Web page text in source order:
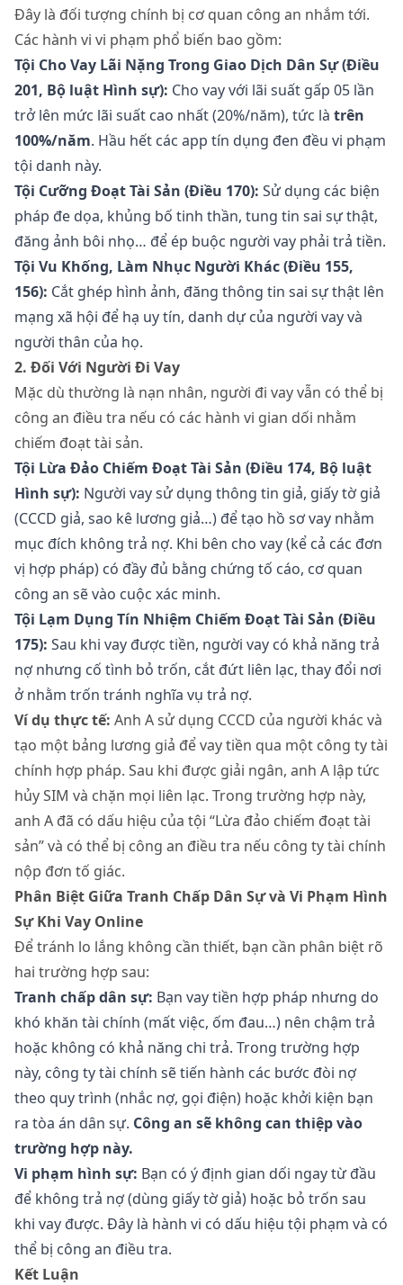
Đây là đối tượng chính bị cơ quan công an nhắm tới.
Các hành vi vi phạm phổ biến bao gồm:
Tội Cho Vay Lãi Nặng Trong Giao Dịch Dân Sự (Điều
201, Bộ luật Hình sự): Cho vay với lãi suất gấp 05 lần
trở lên mức lãi suất cao nhất (20%/năm), tức là trên
100%/năm. Hầu hết các app tín dụng đen đều vi phạm
tội danh này.
Tội Cưỡng Đoạt Tài Sản (Điều 170): Sử dụng các biện
pháp đe dọa, khủng bố tinh thần, tung tin sai sự thật,
đăng ảnh bôi nhọ… để ép buộc người vay phải trả tiền.
Tội Vu Khống, Làm Nhục Người Khác (Điều 155,
156): Cắt ghép hình ảnh, đăng thông tin sai sự thật lên
mạng xã hội để hạ uy tín, danh dự của người vay và
người thân của họ.
2. Đối Với Người Đi Vay
Mặc dù thường là nạn nhân, người đi vay vẫn có thể bị
công an điều tra nếu có các hành vi gian dối nhằm
chiếm đoạt tài sản.
Tội Lừa Đảo Chiếm Đoạt Tài Sản (Điều 174, Bộ luật
Hình sự): Người vay sử dụng thông tin giả, giấy tờ giả
(CCCD giả, sao kê lương giả…) để tạo hồ sơ vay nhằm
mục đích không trả nợ. Khi bên cho vay (kể cả các đơn
vị hợp pháp) có đầy đủ bằng chứng tố cáo, cơ quan
công an sẽ vào cuộc xác minh.
Tội Lạm Dụng Tín Nhiệm Chiếm Đoạt Tài Sản (Điều
175): Sau khi vay được tiền, người vay có khả năng trả
nợ nhưng cố tình bỏ trốn, cắt đứt liên lạc, thay đổi nơi
ở nhằm trốn tránh nghĩa vụ trả nợ.
Ví dụ thực tế: Anh A sử dụng CCCD của người khác và
tạo một bảng lương giả để vay tiền qua một công ty tài
chính hợp pháp. Sau khi được giải ngân, anh A lập tức
hủy SIM và chặn mọi liên lạc. Trong trường hợp này,
anh A đã có dấu hiệu của tội “Lừa đảo chiếm đoạt tài
sản” và có thể bị công an điều tra nếu công ty tài chính
nộp đơn tố giác.
Phân Biệt Giữa Tranh Chấp Dân Sự và Vi Phạm Hình
Sự Khi Vay Online
Để tránh lo lắng không cần thiết, bạn cần phân biệt rõ
hai trường hợp sau:
Tranh chấp dân sự: Bạn vay tiền hợp pháp nhưng do
khó khăn tài chính (mất việc, ốm đau…) nên chậm trả
hoặc không có khả năng chi trả. Trong trường hợp
này, công ty tài chính sẽ tiến hành các bước đòi nợ
theo quy trình (nhắc nợ, gọi điện) hoặc khởi kiện bạn
ra tòa án dân sự. Công an sẽ không can thiệp vào
trường hợp này.
Vi phạm hình sự: Bạn có ý định gian dối ngay từ đầu
để không trả nợ (dùng giấy tờ giả) hoặc bỏ trốn sau
khi vay được. Đây là hành vi có dấu hiệu tội phạm và có
thể bị công an điều tra.
Kết Luận